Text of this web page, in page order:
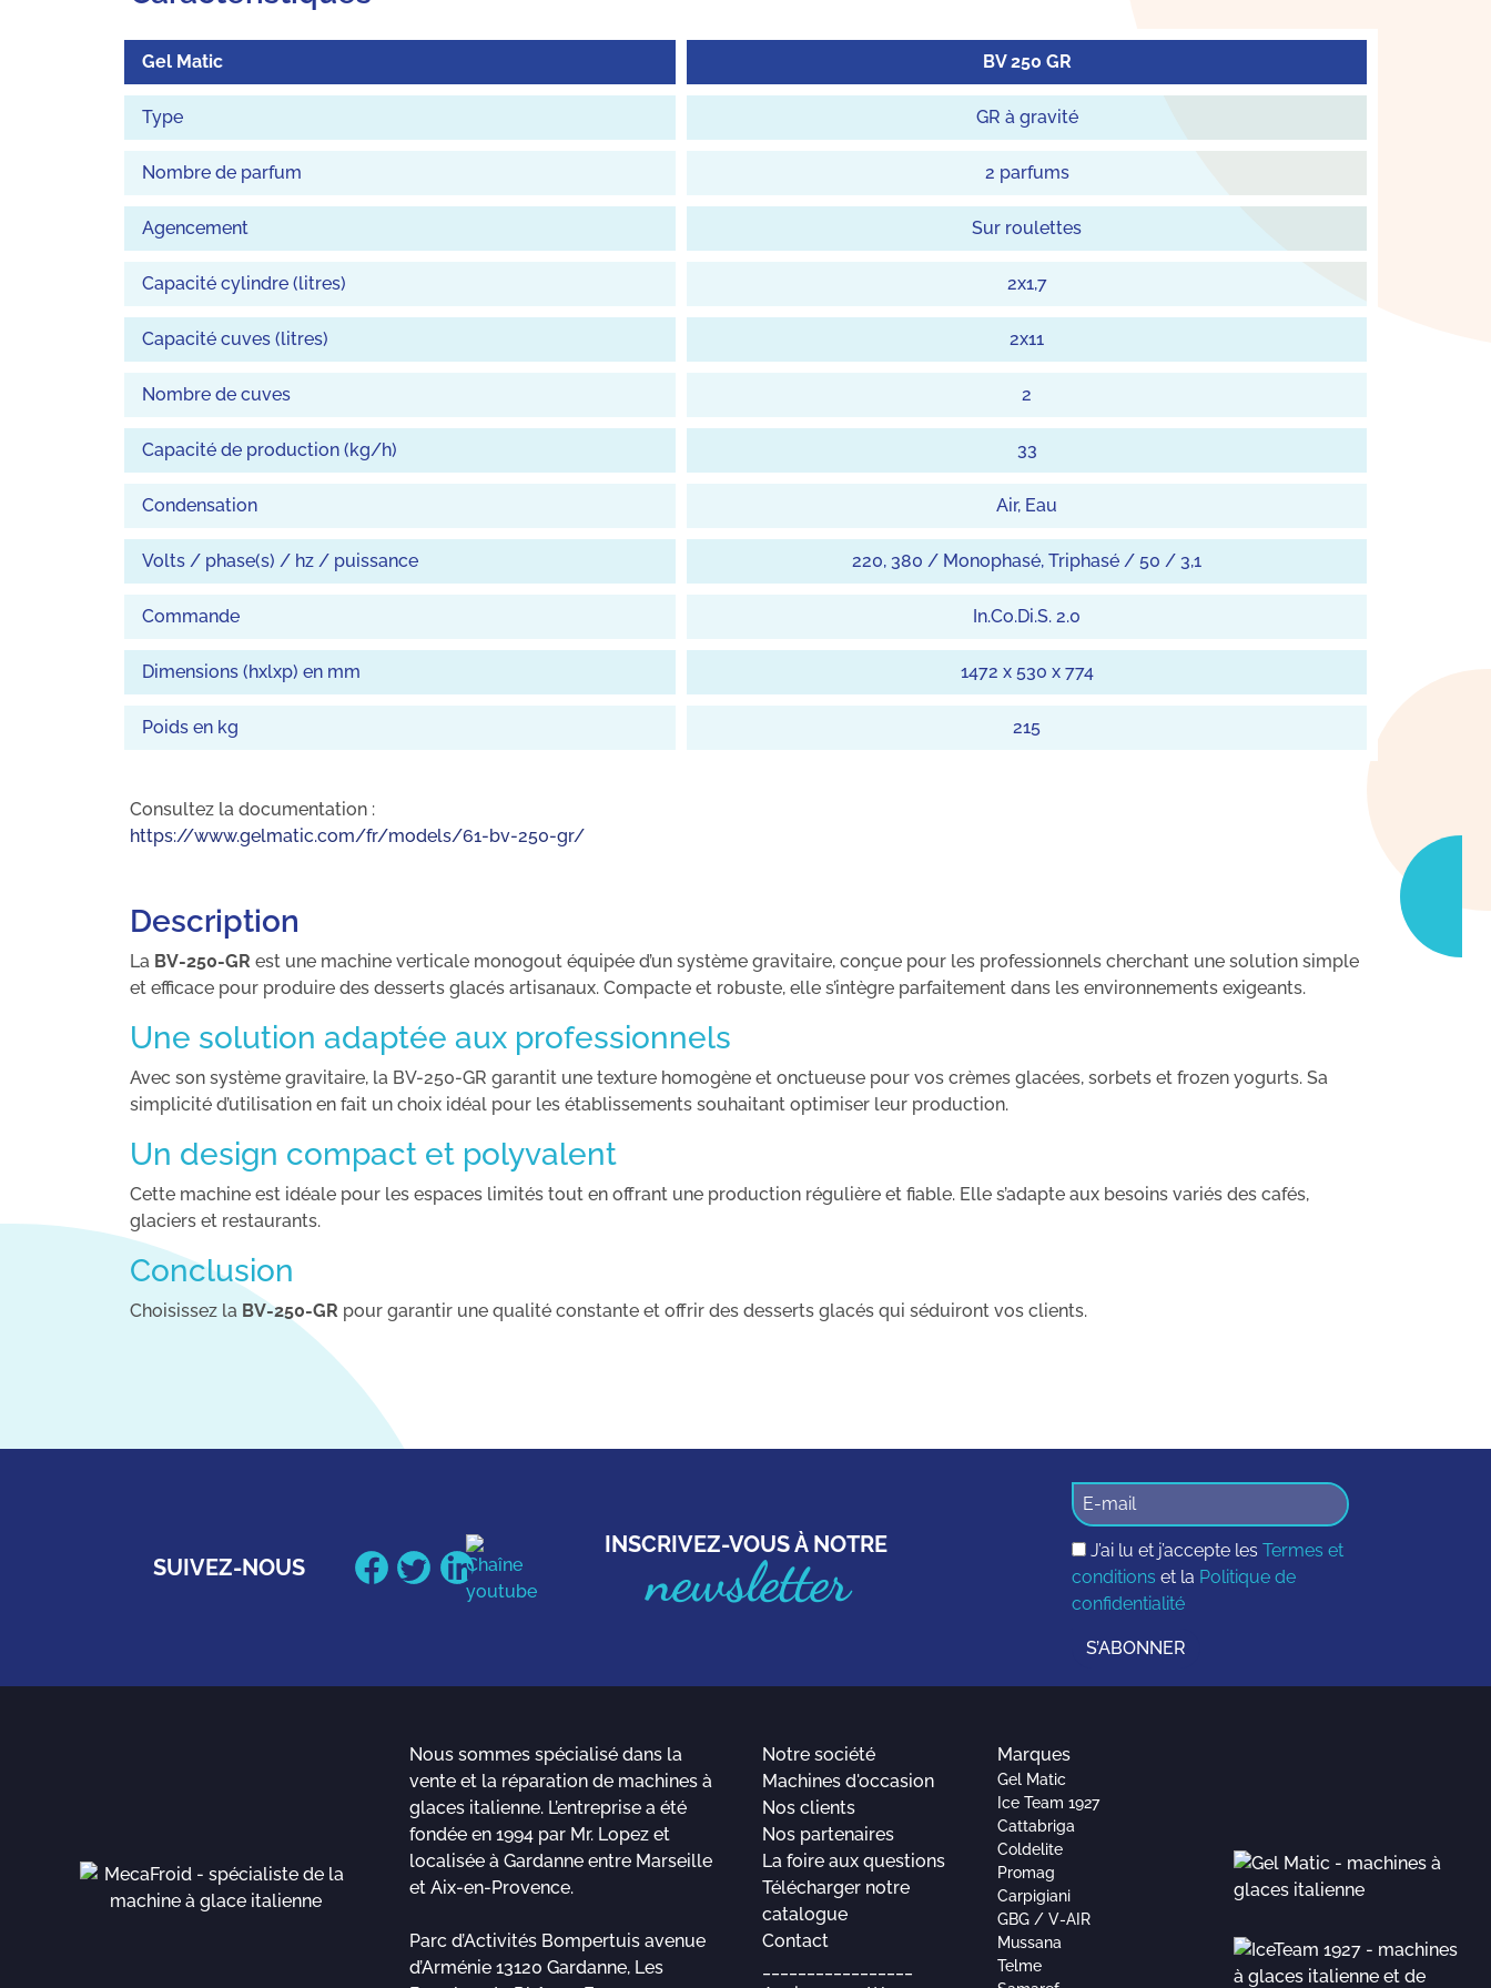
Gel Matic BV 250 GR
Type GR à gravité
Nombre de parfum 2 parfums
Agencement Sur roulettes
Capacité cylindre (litres) 2x1,7
Capacité cuves (litres) 2x11
Nombre de cuves 2
Capacité de production (kg/h) 33
Condensation Air, Eau
Volts / phase(s) / hz / puissance 220, 380 / Monophasé, Triphasé / 50 / 3,1
Commande In.Co.Di.S. 2.0
Dimensions (hxlxp) en mm 1472 x 530 x 774
Poids en kg 215
Consultez la documentation :
https://www.gelmatic.com/fr/models/61-bv-250-gr/
Description
La BV-250-GR est une machine verticale monogout équipée d’un système gravitaire, conçue pour les professionnels cherchant une solution simple
et efficace pour produire des desserts glacés artisanaux. Compacte et robuste, elle s’intègre parfaitement dans les environnements exigeants.
Une solution adaptée aux professionnels
Avec son système gravitaire, la BV-250-GR garantit une texture homogène et onctueuse pour vos crèmes glacées, sorbets et frozen yogurts. Sa
simplicité d’utilisation en fait un choix idéal pour les établissements souhaitant optimiser leur production.
Un design compact et polyvalent
Cette machine est idéale pour les espaces limités tout en offrant une production régulière et fiable. Elle s’adapte aux besoins variés des cafés,
glaciers et restaurants.
Conclusion
Choisissez la BV-250-GR pour garantir une qualité constante et offrir des desserts glacés qui séduiront vos clients.
SUIVEZ-NOUS
INSCRIVEZ-VOUS À NOTRE
newsletter J’ai lu et j’accepte les Termes et
conditions et la Politique de
confidentialité
S’ABONNER
Nous sommes spécialisé dans la
vente et la réparation de machines à
glaces italienne. L’entreprise a été
fondée en 1994 par Mr. Lopez et
localisée à Gardanne entre Marseille
et Aix-en-Provence.
Parc d’Activités Bompertuis avenue
d’Arménie 13120 Gardanne, Les
Notre société
Machines d'occasion
Nos clients
Nos partenaires
La foire aux questions
Télécharger notre
catalogue
Contact
Marques
Gel Matic
Ice Team 1927
Cattabriga
Coldelite
Promag
Carpigiani
GBG / V-AIR
Mussana
Telme